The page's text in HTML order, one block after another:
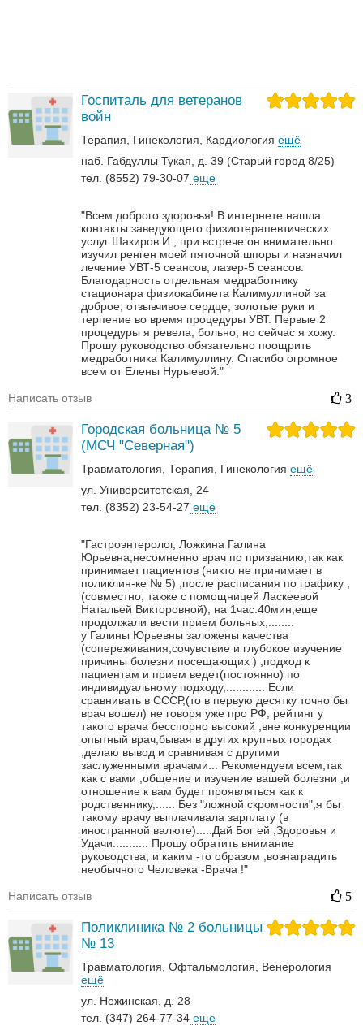
Госпиталь для ветеранов
войн
Терапия Гинекология Кардиология ещё
наб. Габдуллы Тукая, д. 39 (Старый город 8/25)
тел. (8552) 79-30-07 ещё
"Всем доброго здоровья! В интернете нашла
контакты заведующего физиотерапевтических
услуг Шакиров И., при встрече он внимательно
изучил ренген моей пяточной шпоры и назначил
лечение УВТ-5 сеансов, лазер-5 сеансов.
Благодарность отдельная медработнику
стационара физиокабинета Калимуллиной за
доброе, отзывчивое сердце, золотые руки и
терпение во время процедуры УВТ. Первые 2
процедуры я ревела, больно, но сейчас я хожу.
Прошу руководство обязательно поощрить
медработника Калимуллину. Спасибо огромное
всем от Елены Нурыевой."
Написать отзыв 3
Городская больница № 5
(МСЧ "Северная")
Травматология Терапия Гинекология ещё
ул. Университетская, 24
тел. (8352) 23-54-27 ещё
"Гастроэнтеролог, Ложкина Галина
Юрьевна,несомненно врач по призванию,так как
принимает пациентов (никто не принимает в
поликлин-ке № 5) ,после расписания по графику ,
(совместно, также с помощницей Ласкеевой
Натальей Викторовной), на 1час.40мин,еще
продолжали вести прием больных,........
у Галины Юрьевны заложены качества
(сопереживания,сочувствие и глубокое изучение
причины болезни посещающих ) ,подход к
пациентам и прием ведет(постоянно) по
индивидуальному подходу,............ Если
сравнивать в СССР,(то в первую десятку точно бы
врач вошел) не говоря уже про РФ, рейтинг у
такого врача бесспорно высокий ,вне конкуренции
опытный врач,бывая в других крупных городах
,делаю вывод и сравнивая с другими
заслуженными врачами... Рекомендуем всем,так
как с вами ,общение и изучение вашей болезни ,и
отношение к вам будет проявляться как к
родственнику,...... Без "ложной скромности",я бы
такому врачу выплачивала зарплату (в
иностранной валюте).....Дай Бог ей ,Здоровья и
Удачи........... Прошу обратить внимание
руководства, и каким -то образом ,вознаградить
необычного Человека -Врача !"
Написать отзыв 5
Поликлиника № 2 больницы
№ 13
Травматология Офтальмология
Венерология‎
ещё
ул. Нежинская, д. 28
тел. (347) 264-77-34 ещё